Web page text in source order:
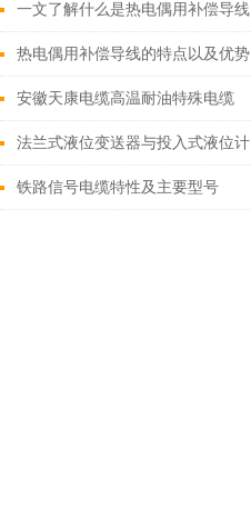
一文了解什么是热电偶用补偿导线
热电偶用补偿导线的特点以及优势
分析
安徽天康电缆高温耐油特殊电缆
法兰式液位变送器与投入式液位计
的比较
铁路信号电缆特性及主要型号